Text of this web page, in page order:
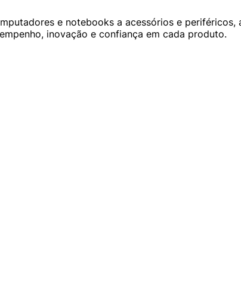
e notebooks a acessórios e periféricos,
inovação e confiança em cada produto.